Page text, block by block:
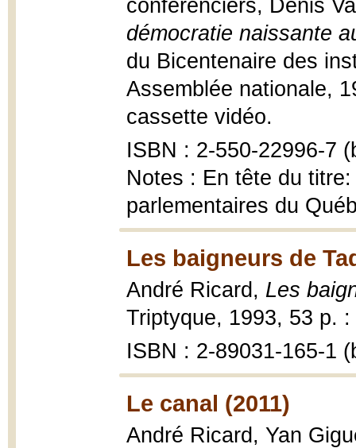
conférenciers, Denis
démocratie naissante
du Bicentenaire des
Assemblée nationale,
cassette vidéo.
ISBN : 2-550-22996-7
Notes : En tête du
parlementaires du
Les baigneurs de
André Ricard, Les
Triptyque, 1993, 53 p.
ISBN : 2-89031-165-1
Le canal (2011)
André Ricard, Yan